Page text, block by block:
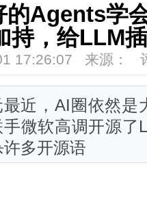
Agents学
持，给LLM
17:26:07 来源：
近，AI圈依然是
微软高调开源了
多开源语